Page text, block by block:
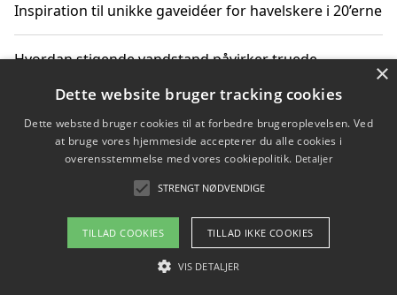
Inspiration til unikke gaveidéer for havelskere i 20’erne
Hvordan stigende vandstand påvirker truede
Sådan vælger du de bedste vandrerygsække til
vandreture i Danmark
Copyright 2026 - Pilanto Aps
Om / kontakt
×
Dette website bruger tracking cookies
Dette websted bruger cookies til at forbedre brugeroplevelsen. Ved
at bruge vores hjemmeside accepterer du alle cookies i
overensstemmelse med vores cookiepolitik. Detaljer
STRENGT NØDVENDIGE
TILLAD COOKIES TILLAD IKKE COOKIES
VIS DETALJER